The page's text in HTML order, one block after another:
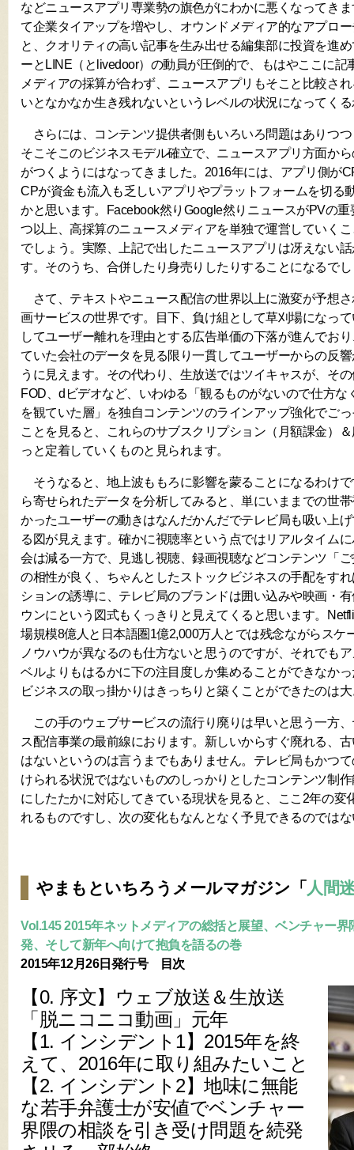
などニュースアプリ専業勢の旗色がにわかに悪くなってき
て企業タイアップを増やし、オウンドメディア的なアプロ
と、クオリティの高い記事を生み出せる編集部に投資を進
ーとLINE（とlivedoor）の動員が圧倒的で、もはやここに記
メディアの採算が合わず、ニュースアプリもそこと比較さ
いとなかなか生き残れないというレベルの状況になってく
さらには、コンテンツ提供者側もいろいろ問題はありつ
そこそこのビジネスモデル確立で、ニュースアプリ方面か
がつくようにはなってきました。2016年には、アプリ側が
CPが資金も流入も乏しいアプリやプラットフォームを切る
かと思います。Facebook然りGoogle然りニュースがPVの
つ以上、高採算のニュースメディアを単独で運営していく
でしょう。実際、上記で出したニュースアプリは冴えない
す。そのうち、合併したり身売りしたりすることになるで
さて、テキストやニュース配信の世界以上に激変が予想
画サービスの世界です。目下、負け組として草刈場になっ
してユーザー離れを理由とする広告単価の下落が進んでお
ていた会社のデータを見る限り一貫してユーザーからの反
うに見えます。その代わり、生放送ではツイキャスが、そ
FOD、dビデオなど、いわゆる「観るものがないので仕方な
を観ていた層」を独自コンテンツのラインアップ強化でご
ことを見ると、これらのサブスクリプション（月額課金）
っと定着していくものと見られます。
そうなると、地上波ももろに影響を蒙ることになるわけ
ら寄せられたデータを分析してみると、単にいままでの世
かったユーザーの動きはなんだかんだでテレビ局も吸い上
る図が見えます。確かに視聴率という点ではリアルタイム
会は減る一方で、見逃し視聴、録画視聴などコンテンツ「
の相性が良く、ちゃんとしたストックビジネスの手配をす
ションの誘導に、テレビ局のブランドは囲い込みや映画・
ウンにという図式もくっきりと見えてくると思います。
場規模8億人と日本語圏1億2,000万人とでは残念ながらスケ
ノウハウが異なるのも仕方ないと思うのですが、それでも
ベルよりもはるかに下の注目度しか集めることができなか
ビジネスの取っ掛かりはきっちりと築くことができたのは
この手のウェブサービスの流行り廃りは早いと思う一方
ス配信事業の最前線におります。新しいからすぐ廃れる、
はないというのは言うまでもありません。テレビ局もかつ
けられる状況ではないもののしっかりとしたコンテンツ制
にしたたかに対応してきている現状を見ると、ここ2年の変
れるものですし、次の変化もなんとなく予見できるのでは
やまもといちろうメールマガジン「 人間
Vol.145 2015年ネットメディアの総括と展望、ベンチャー
発、そして新年へ向けて抱負を語るの巻
2015年12月26日発行号 目次
【0. 序文】ウェブ放送＆生放送
「脱ニコニコ動画」元年
【1. インシデント1】2015年を終
えて、2016年に取り組みたいこと
【2. インシデント2】地味に無能
な若手弁護士が安値でベンチャー
界隈の相談を引き受け問題を続発